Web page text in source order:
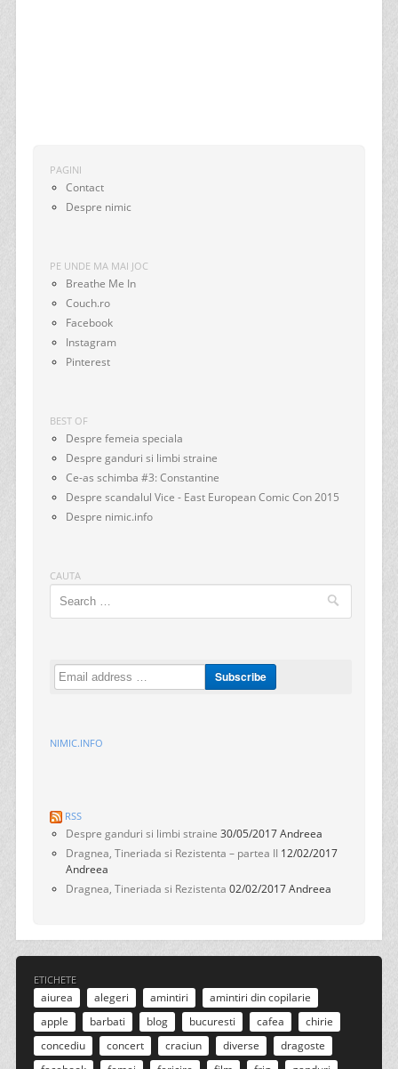
PAGINI
Contact
Despre nimic
PE UNDE MA MAI JOC
Breathe Me In
Couch.ro
Facebook
Instagram
Pinterest
BEST OF
Despre femeia speciala
Despre ganduri si limbi straine
Ce-as schimba #3: Constantine
Despre scandalul Vice - East European Comic Con 2015
Despre nimic.info
CAUTA
NIMIC.INFO
RSS
Despre ganduri si limbi straine 30/05/2017Andreea
Dragnea, Tineriada si Rezistenta – partea II 12/02/2017
Andreea
Dragnea, Tineriada si Rezistenta 02/02/2017Andreea
ETICHETE
aiurea alegeri amintiri
amintiri din copilarie
apple
barbati blog bucuresti cafea
chirie
concediu
concert craciun diverse
dragoste